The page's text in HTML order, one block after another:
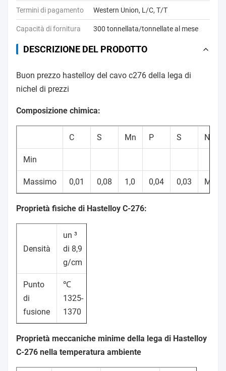
Termini di pagamento Western Union, L/C, T/T
Capacità di fornitura 300 tonnellata/tonnellate al mese
DESCRIZIONE DEL PRODOTTO
Buon prezzo hastelloy del cavo c276 della lega di
nichel di prezzi
Composizione chimica:
C S Mn P S Ni
Min
Massimo 0,01 0,08 1,0 0,04 0,03
Proprietà fisiche di Hastelloy C-276:
Densità
un ³
di 8,9
g/cm
Punto
di
fusione
℃
1325-
1370
Proprietà meccaniche minime della lega di Hastelloy
C-276 nella temperatura ambiente